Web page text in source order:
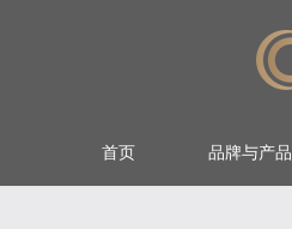
首页 品牌与产品